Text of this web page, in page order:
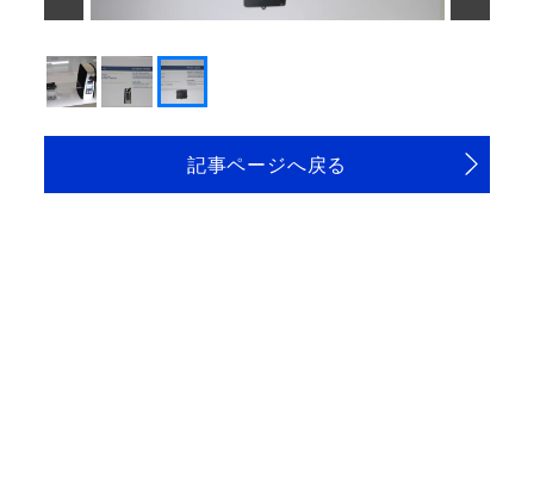
記事ページへ戻る